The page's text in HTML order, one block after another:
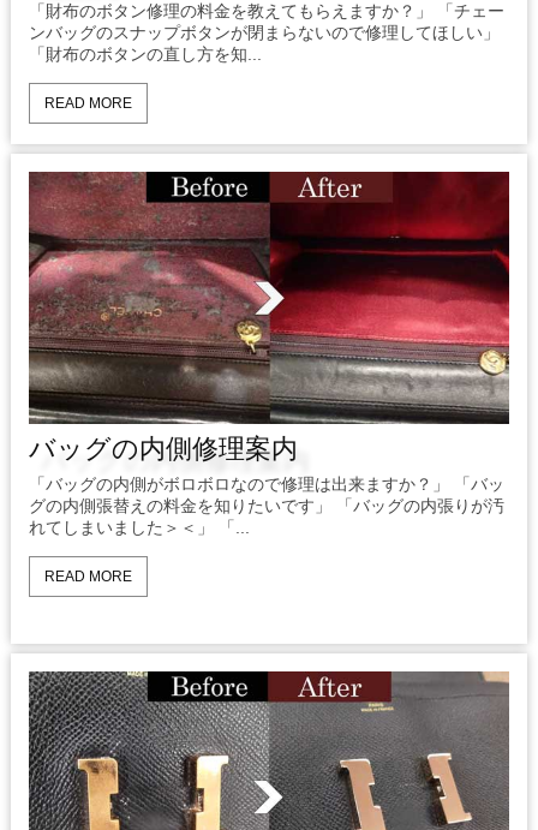
「財布のボタン修理の料金を教えてもらえますか？」 「チェー
ンバッグのスナップボタンが閉まらないので修理してほしい」
「財布のボタンの直し方を知...
READ MORE
バッグの内側修理案内
「バッグの内側がボロボロなので修理は出来ますか？」 「バッ
グの内側張替えの料金を知りたいです」 「バッグの内張りが汚
れてしまいました＞＜」 「...
READ MORE